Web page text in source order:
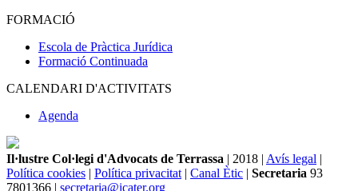
FORMACIÓ
Escola de Pràctica Jurídica
Formació Continuada
CALENDARI D'ACTIVITATS
Agenda
Il·lustre Col·legi d'Advocats de Terrassa | 2018 | Avís legal |
Política cookies | Política privacitat | Canal Ètic | Secretaria 93
7801366 | secretaria@icater.org